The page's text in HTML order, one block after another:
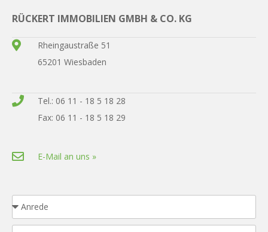
RÜCKERT IMMOBILIEN GMBH & CO. KG
Rheingaustraße 51
65201 Wiesbaden
Tel.: 06 11 - 18 5 18 28
Fax: 06 11 - 18 5 18 29
E-Mail an uns »